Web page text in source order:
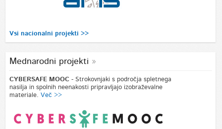
Vsi nacionalni projekti >>
Mednarodni projekti
CYBERSAFE MOOC - Strokovnjaki s področja spletnega
nasilja in spolnih neenakosti pripravljajo izobraževalne
materiale. Več >>